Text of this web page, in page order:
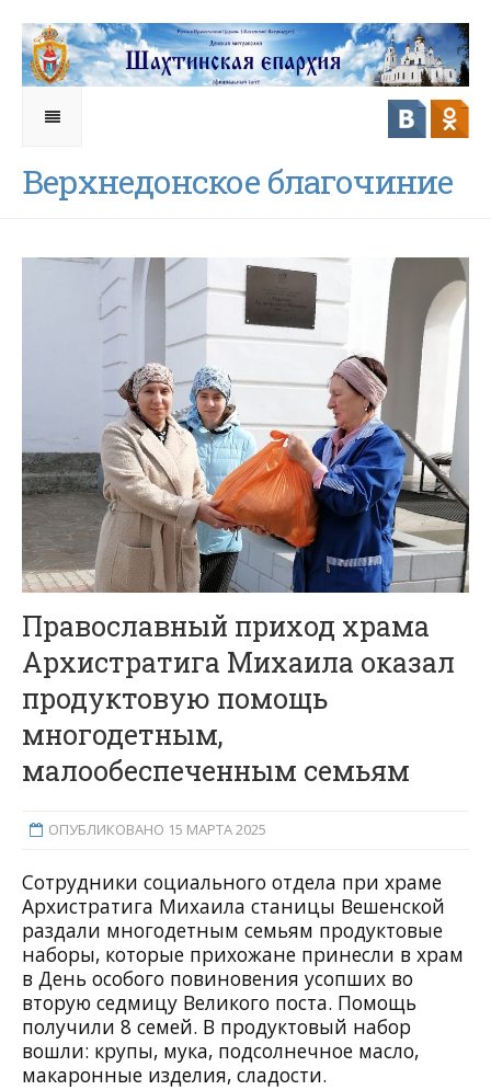
Верхнедонское благочиние
Православный приход храма
Архистратига Михаила оказал
продуктовую помощь
многодетным,
малообеспеченным семьям
ОПУБЛИКОВАНО 15 МАРТА 2025
Сотрудники социального отдела при храме
Архистратига Михаила станицы Вешенской
раздали многодетным семьям продуктовые
наборы, которые прихожане принесли в храм
в День особого повиновения усопших во
вторую седмицу Великого поста. Помощь
получили 8 семей. В продуктовый набор
вошли: крупы, мука, подсолнечное масло,
макаронные изделия, сладости.